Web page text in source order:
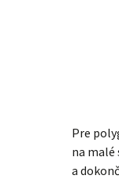
Pre
na malé
a